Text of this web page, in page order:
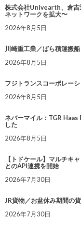
株式会社Univearth、倉吉
ネットワークを拡大〜
2026年8月5日
川崎重工業／ばら積運搬
2026年8月5日
フジトランスコーポレー
2026年8月5日
ネバーマイル：TGR Haas
した
2026年8月5日
【トドケール】マルチキ
とのAPI連携を開始
2026年7月30日
JR貨物／お盆休み期間の
2026年7月30日